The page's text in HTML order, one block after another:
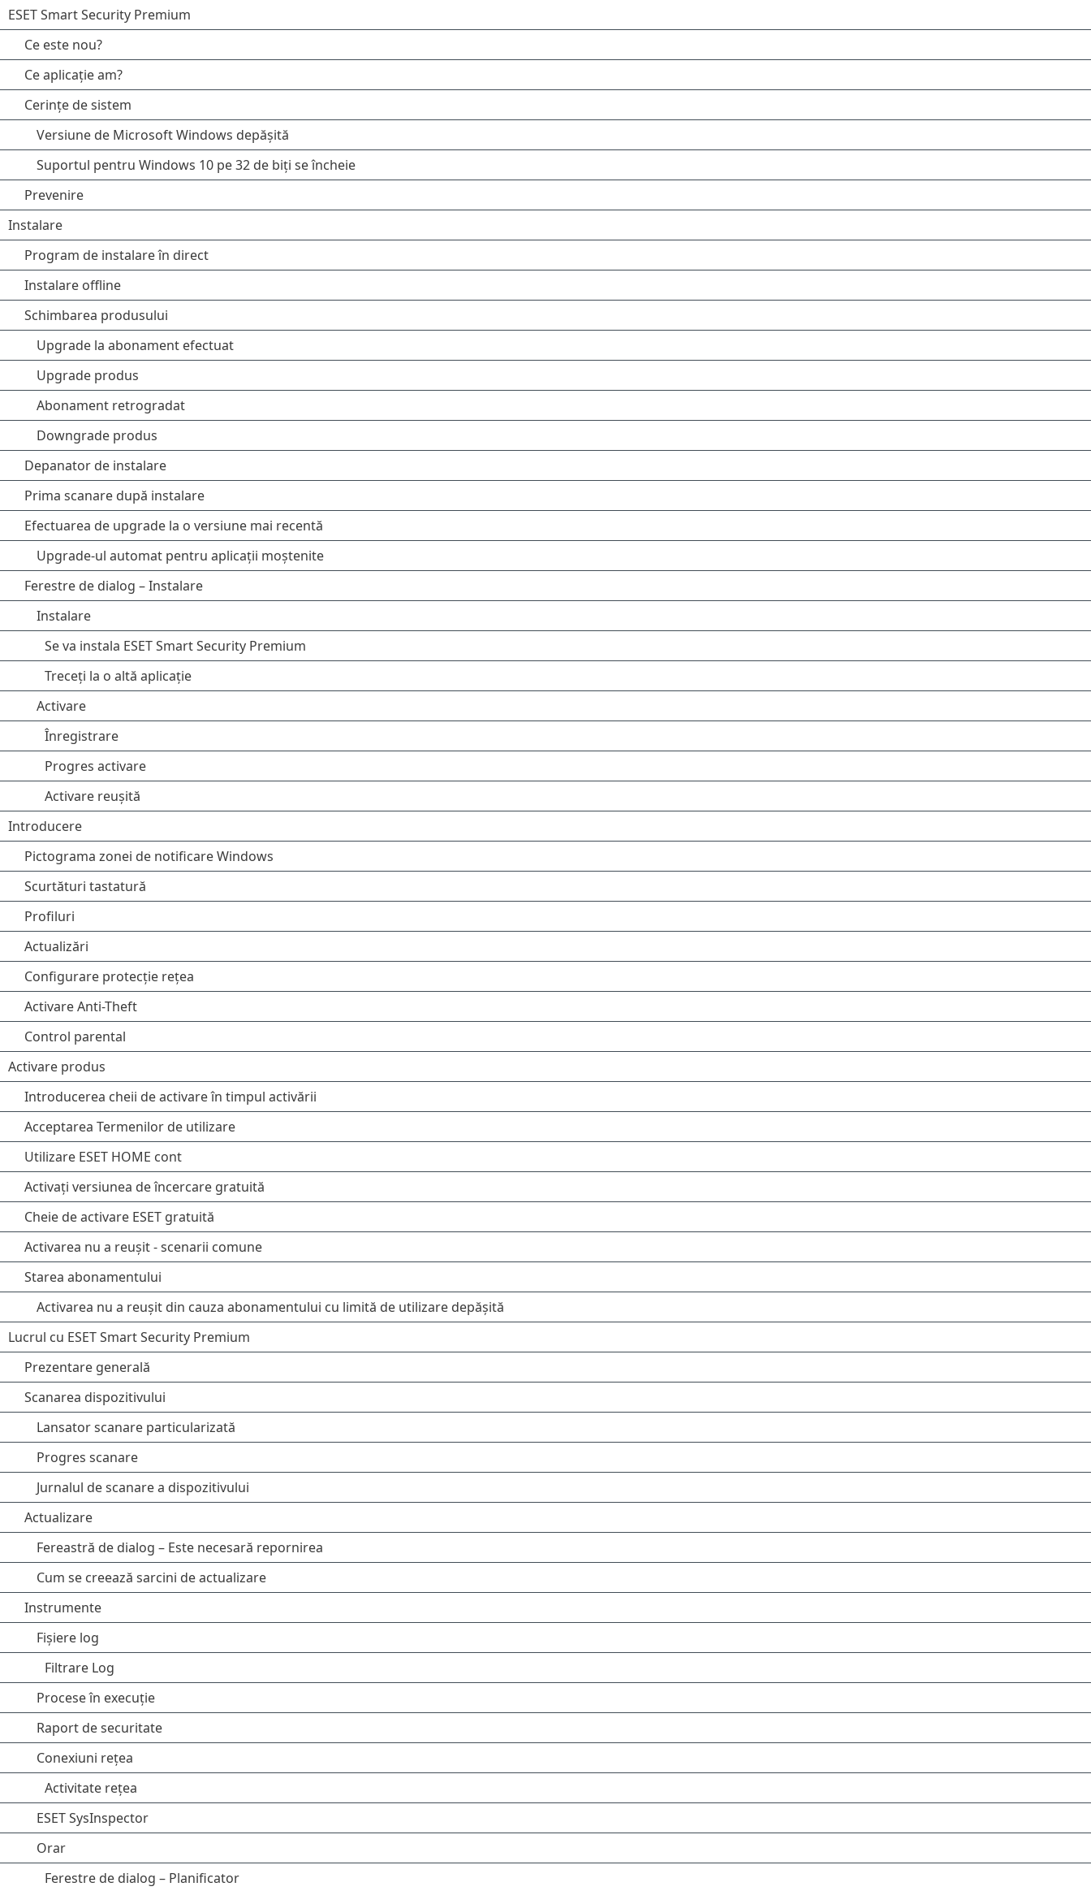
ESET Smart Security Premium
Ce este nou?
Ce aplicație am?
Cerințe de sistem
Versiune de Microsoft Windows depășită
Suportul pentru Windows 10 pe 32 de biți se încheie
Prevenire
Instalare
Program de instalare în direct
Instalare offline
Schimbarea produsului
Upgrade la abonament efectuat
Upgrade produs
Abonament retrogradat
Downgrade produs
Depanator de instalare
Prima scanare după instalare
Efectuarea de upgrade la o versiune mai recentă
Upgrade-ul automat pentru aplicații moștenite
Ferestre de dialog – Instalare
Instalare
Se va instala ESET Smart Security Premium
Treceți la o altă aplicație
Activare
Înregistrare
Progres activare
Activare reușită
Introducere
Pictograma zonei de notificare Windows
Scurtături tastatură
Profiluri
Actualizări
Configurare protecție rețea
Activare Anti-Theft
Control parental
Activare produs
Introducerea cheii de activare în timpul activării
Acceptarea Termenilor de utilizare
Utilizare ESET HOME cont
Activați versiunea de încercare gratuită
Cheie de activare ESET gratuită
Activarea nu a reușit - scenarii comune
Starea abonamentului
Activarea nu a reușit din cauza abonamentului cu limită de utilizare depășită
Lucrul cu ESET Smart Security Premium
Prezentare generală
Scanarea dispozitivului
Lansator scanare particularizată
Progres scanare
Jurnalul de scanare a dispozitivului
Actualizare
Fereastră de dialog – Este necesară repornirea
Cum se creează sarcini de actualizare
Instrumente
Fișiere log
Filtrare Log
Procese în execuție
Raport de securitate
Conexiuni rețea
Activitate reţea
ESET SysInspector
Orar
Ferestre de dialog – Planificator